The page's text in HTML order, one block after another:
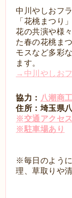
中川やしおフ
「花桃まつり
花の共演や様
た春の花桃ま
モスなど多彩
ます。
→中川やしお
協力： 八潮商
住所：埼玉県
※交通アクセス
※駐車場あり
※毎日のよう
理、草取りや